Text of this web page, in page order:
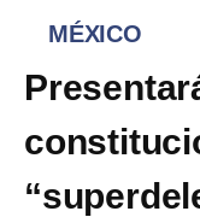
MÉXICO